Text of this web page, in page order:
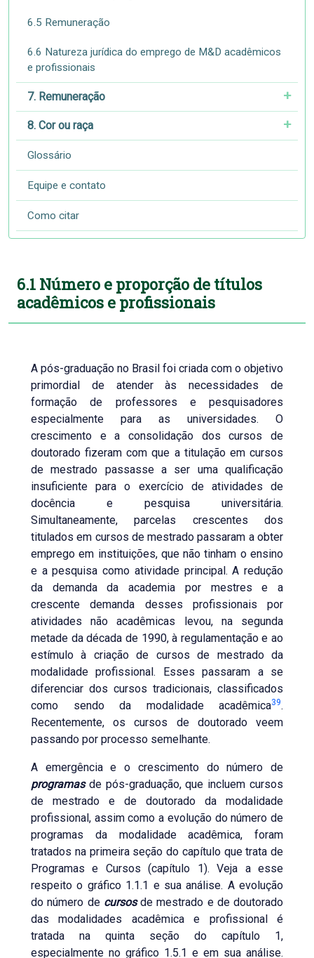
6.5 Remuneração
6.6 Natureza jurídica do emprego de M&D acadêmicos
e profissionais
7. Remuneração
8. Cor ou raça
Glossário
Equipe e contato
Como citar
6.1 Número e proporção de títulos
acadêmicos e profissionais
A pós-graduação no Brasil foi criada com o objetivo
primordial de atender às necessidades de
formação de professores e pesquisadores
especialmente para as universidades. O
crescimento e a consolidação dos cursos de
doutorado fizeram com que a titulação em cursos
de mestrado passasse a ser uma qualificação
insuficiente para o exercício de atividades de
docência e pesquisa universitária.
Simultaneamente, parcelas crescentes dos
titulados em cursos de mestrado passaram a obter
emprego em instituições, que não tinham o ensino
e a pesquisa como atividade principal. A redução
da demanda da academia por mestres e a
crescente demanda desses profissionais por
atividades não acadêmicas levou, na segunda
metade da década de 1990, à regulamentação e ao
estímulo à criação de cursos de mestrado da
modalidade profissional. Esses passaram a se
diferenciar dos cursos tradicionais, classificados
como sendo da modalidade acadêmica39.
Recentemente, os cursos de doutorado veem
passando por processo semelhante.
A emergência e o crescimento do número de
programasde pós-graduação, que incluem cursos
de mestrado e de doutorado da modalidade
profissional, assim como a evolução do número de
programas da modalidade acadêmica, foram
tratados na primeira seção do capítulo que trata de
Programas e Cursos (capítulo 1). Veja a esse
respeito o gráfico 1.1.1 e sua análise. A evolução
do número de cursosde mestrado e de doutorado
das modalidades acadêmica e profissional é
tratada na quinta seção do capítulo 1,
especialmente no gráfico 1.5.1 e em sua análise.